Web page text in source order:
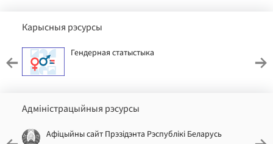
Карысныя рэсурсы
Гендерная статыстыка
Адміністрацыйныя рэсурсы
Афіцыйны сайт Прэзідэнта Рэспублікі Беларусь